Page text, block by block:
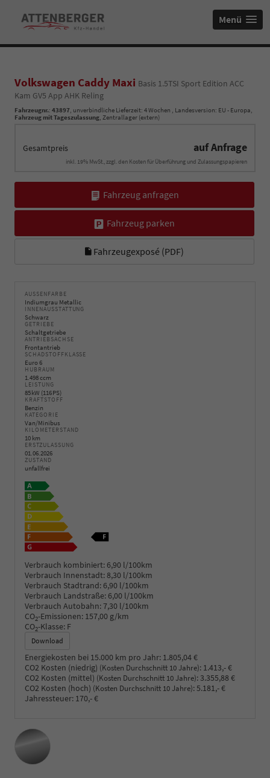
Menü
Volkswagen Caddy Maxi Basis 1.5TSI Sport Edition ACC
Kam GV5 App AHK Reling
Fahrzeugnr.: 43897, unverbindliche Lieferzeit: 4 Wochen , Landesversion: EU - Europa,
Fahrzeug mit Tageszulassung, Zentrallager (extern)
Gesamtpreis auf Anfrage
inkl. 19% MwSt., zzgl. den Kosten für Überführung und Zulassungspapieren
Fahrzeug anfragen
Fahrzeug parken
Fahrzeugexposé (PDF)
AUSSENFARBE
Indiumgrau Metallic
INNENAUSSTATTUNG
Schwarz
GETRIEBE
Schaltgetriebe
ANTRIEBSACHSE
Frontantrieb
SCHADSTOFFKLASSE
Euro 6
HUBRAUM
1.498 ccm
LEISTUNG
85 kW (116 PS)
KRAFTSTOFF
Benzin
KATEGORIE
Van/Minibus
KILOMETERSTAND
10 km
ERSTZULASSUNG
01.06.2026
ZUSTAND
unfallfrei
Verbrauch kombiniert: 6,90 l/100km
Verbrauch Innenstadt:8,30 l/100km
Verbrauch Stadtrand: 6,90 l/100km
Verbrauch Landstraße: 6,00 l/100km
Verbrauch Autobahn:7,30 l/100km
CO2-Emissionen: 157,00 g/km
CO2-Klasse: F
Download
Energiekosten bei 15.000 km pro Jahr: 1.805,04 €
CO2 Kosten (niedrig) (Kosten Durchschnitt 10 Jahre): 1.413,- €
CO2 Kosten (mittel) (Kosten Durchschnitt 10 Jahre):3.355,88 €
CO2 Kosten (hoch) (Kosten Durchschnitt 10 Jahre):5.181,- €
Jahressteuer: 170,- €